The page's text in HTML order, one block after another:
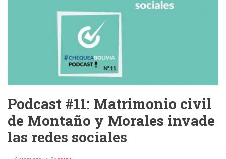
Podcast #11: Matrimonio civil
de Montaño y Morales invade
las redes sociales